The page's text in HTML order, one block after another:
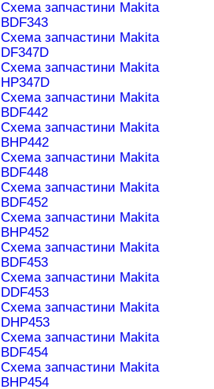
Схема запчастини Makita
BDF343
Схема запчастини Makita
DF347D
Схема запчастини Makita
HP347D
Схема запчастини Makita
BDF442
Схема запчастини Makita
BHP442
Схема запчастини Makita
BDF448
Схема запчастини Makita
BDF452
Схема запчастини Makita
BHP452
Схема запчастини Makita
BDF453
Схема запчастини Makita
DDF453
Схема запчастини Makita
DHP453
Схема запчастини Makita
BDF454
Схема запчастини Makita
BHP454